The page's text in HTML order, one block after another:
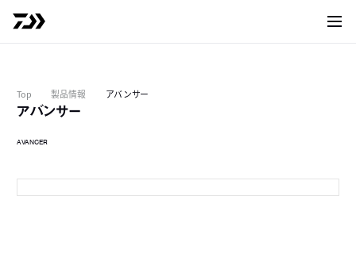
サイ
Top 製品情報 アバンサー
アバンサー
AVANCER